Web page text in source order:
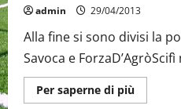
admin 29/04/2013
Alla fine si sono divisi la
Savoca e
Per saperne di piùMaggiori